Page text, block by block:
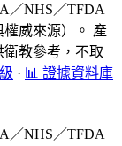
／NHS／TFDA
權威來源）。 產
教參考，不取
· 📊 證據資料庫
／NHS／TFDA